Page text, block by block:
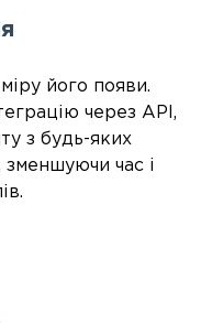
його появи.
через API,
з будь-яких
час і